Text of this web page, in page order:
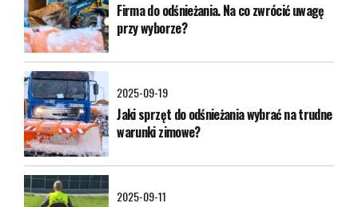
Firma do odśnieżania. Na co zwrócić uwagę
przy wyborze?
2025-09-19
Jaki sprzęt do odśnieżania wybrać na trudne
warunki zimowe?
2025-09-11